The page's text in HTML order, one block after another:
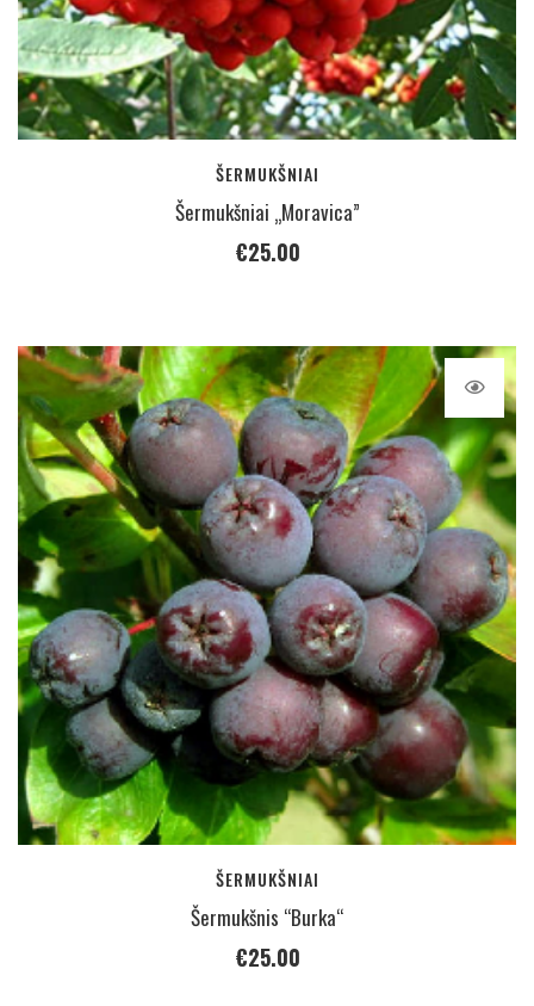
ŠERMUKŠNIAI
Šermukšniai „Moravica”
€25.00
ŠERMUKŠNIAI
Šermukšnis “Burka“
€25.00